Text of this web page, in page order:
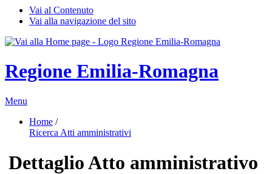
Vai al Contenuto
Vai alla navigazione del sito
Regione Emilia-Romagna
Menu
Home /
Ricerca Atti amministrativi
Dettaglio Atto amministrativo